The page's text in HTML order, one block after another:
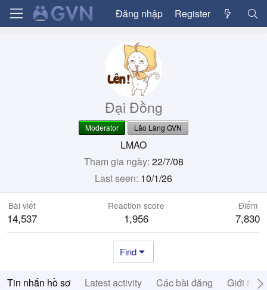
Đăng nhập Register
Đại Đồng
Moderator Lão Làng GVN
LMAO
Tham gia ngày 22/7/08
Last seen 10/1/26
Bài viết
14,537
Reaction score
1,956
Điểm
7,830
Find
Tin nhắn hồ sơ Latest activity Các bài đăng Giới thiệu